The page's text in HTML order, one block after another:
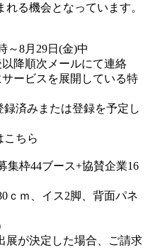
る機会となっています。
8月29日(金)中
降順次メールにて連絡
ビスを展開している特
または登録を予定し
ちら
枠44ブース+協賛企業16
ｍ、イス2脚、背面パネ
した場合、ご請求